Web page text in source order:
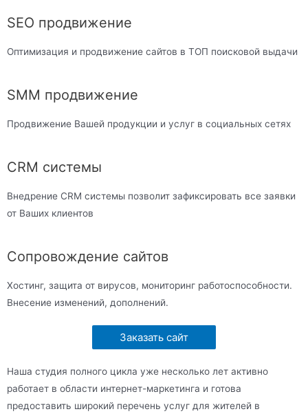
SEO продвижение
Оптимизация и продвижение сайтов в ТОП поисковой выдачи
SMM продвижение
Продвижение Вашей продукции и услуг в социальных сетях
CRM системы
Внедрение CRM системы позволит зафиксировать все заявки
от Ваших клиентов
Сопровождение сайтов
Хостинг, защита от вирусов, мониторинг работоспособности.
Внесение изменений, дополнений.
Заказать сайт
Наша студия полного цикла уже несколько лет активно
работает в области интернет-маркетинга и готова
предоставить широкий перечень услуг для жителей в